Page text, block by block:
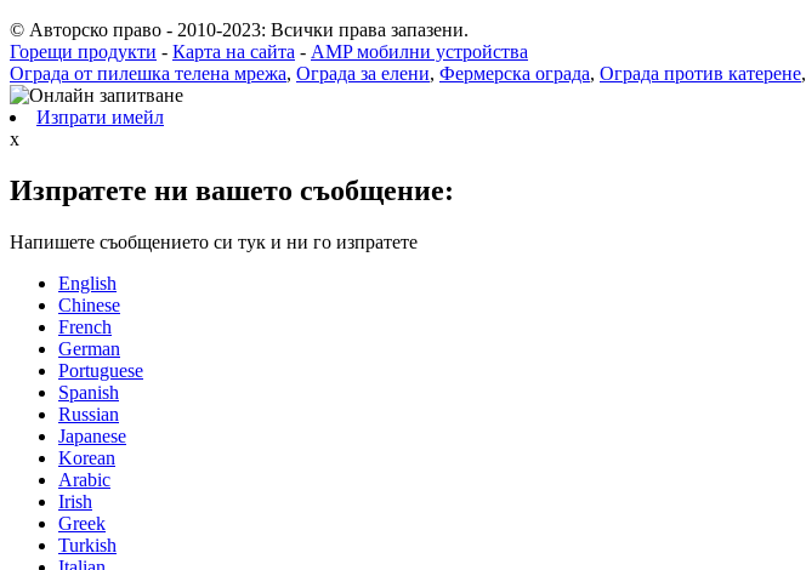
© Авторско право - 2010-2023: Всички права запазени.
Горещи продукти - Карта на сайта - AMP мобилни устройства
Ограда от пилешка телена мрежа, Ограда за елени, Фермерска ограда, Ограда против катерене,
Изпрати имейл
x
Изпратете ни вашето съобщение:
Напишете съобщението си тук и ни го изпратете
English
Chinese
French
German
Portuguese
Spanish
Russian
Japanese
Korean
Arabic
Irish
Greek
Turkish